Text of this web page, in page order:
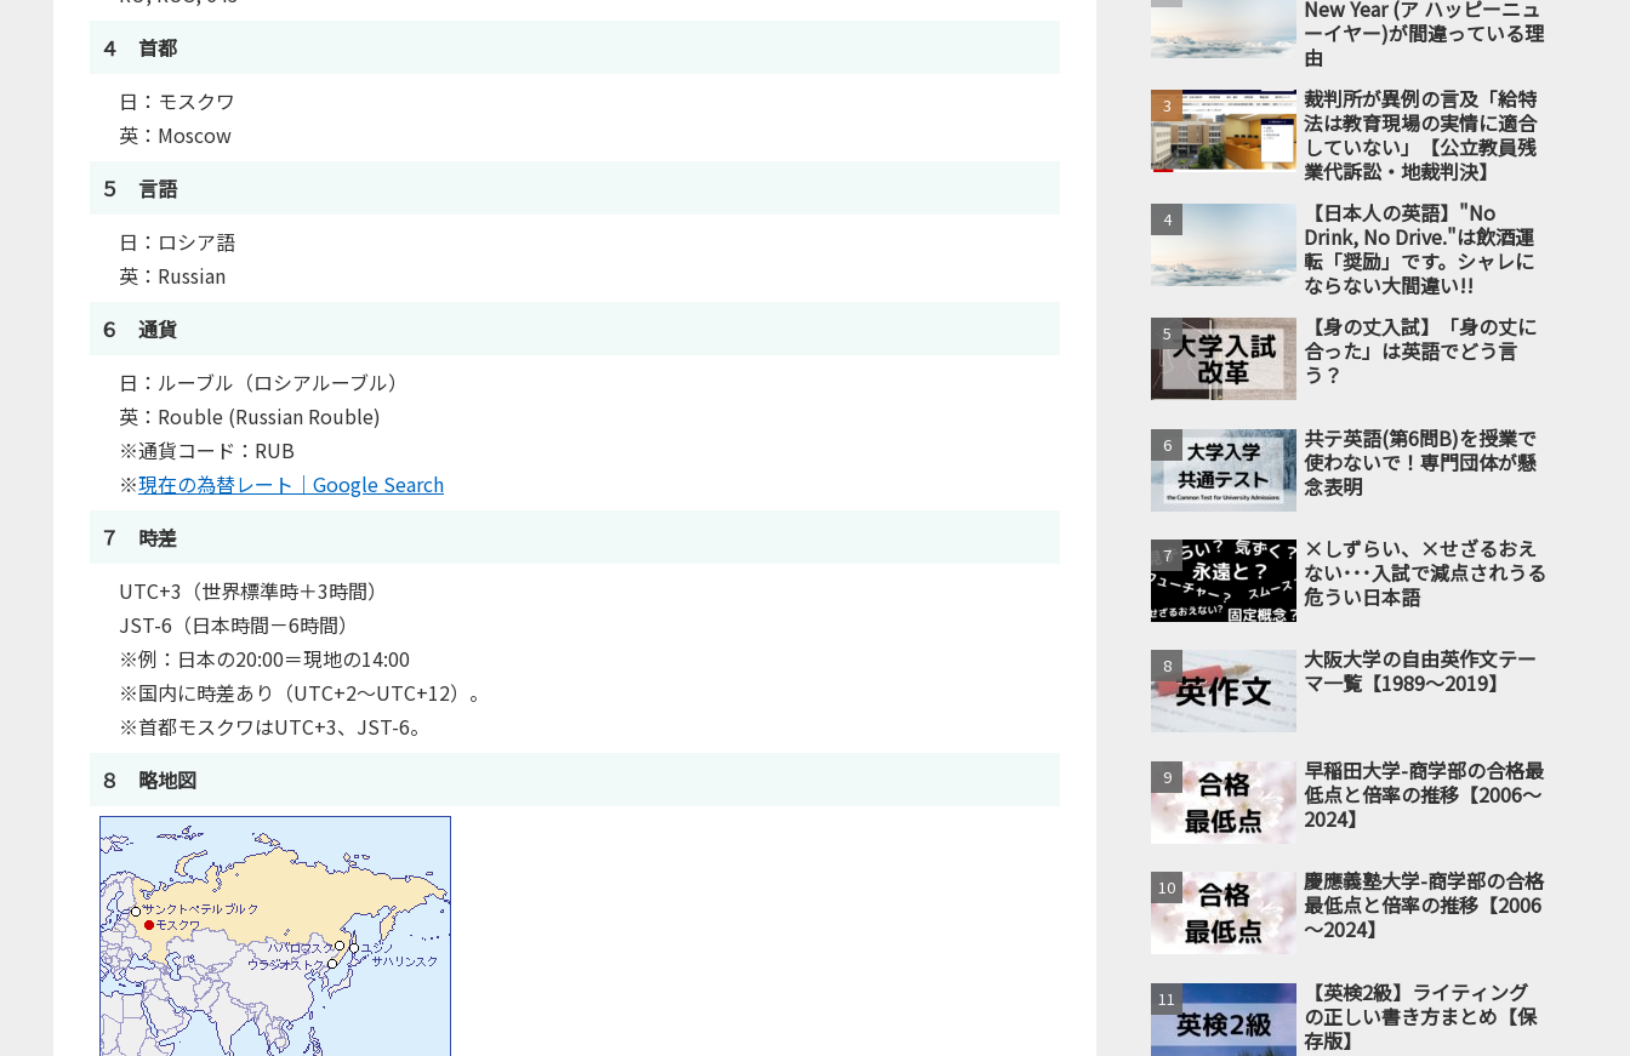
４ 首都
日：モスクワ
英：Moscow
５ 言語
日：ロシア語
英：Russian
６ 通貨
日：ルーブル（ロシアルーブル）
英：Rouble (Russian Rouble)
※通貨コード：RUB
※現在の為替レート｜Google Search
７ 時差
UTC+3（世界標準時＋3時間）
JST-6（日本時間－6時間）
※例：日本の20:00＝現地の14:00
※国内に時差あり（UTC+2～UTC+12）。
※首都モスクワはUTC+3、JST-6。
８ 略地図
New Year (ア ハッピーニュ
ーイヤー)が間違っている理
由
裁判所が異例の言及「給特
法は教育現場の実情に適合
していない」【公立教員残
業代訴訟・地裁判決】
【日本人の英語】"No
Drink, No Drive."は飲酒運
転「奨励」です。シャレに
ならない大間違い!!
【身の丈入試】「身の丈に
合った」は英語でどう言
う？
共テ英語(第6問B)を授業で
使わないで！専門団体が懸
念表明
×しずらい、×せざるおえ
ない･･･入試で減点されうる
危うい日本語
大阪大学の自由英作文テー
マ一覧【1989～2019】
早稲田大学-商学部の合格最
低点と倍率の推移【2006～
2024】
慶應義塾大学-商学部の合格
最低点と倍率の推移【2006
～2024】
【英検2級】ライティング
の正しい書き方まとめ【保
存版】